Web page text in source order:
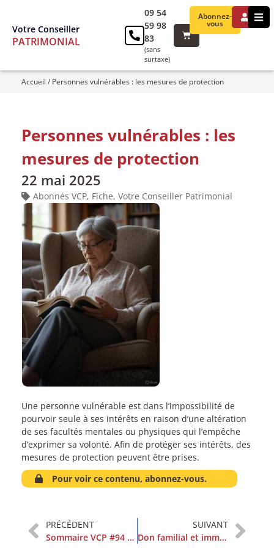
Votre Conseiller
PATRIMONIAL
Abonnez-
vous
09 54
59 98
83
(sans
surtaxe)
Accueil / Personnes vulnérables : les mesures de protection
Personnes vulnérables : les
mesures de protection
22 mai 2025
Abonnés VCP, Fiche, Votre Conseiller Patrimonial
Une personne vulnérable est dans l’impossibilité de
pourvoir seule à ses intérêts en raison d’une altération
de ses facultés mentales ou physiques qui l’empêche
d’exprimer sa volonté. Afin de protéger ses intérêts, des
mesures de protection peuvent être prises.
Pour voir ce contenu, abonnez-vous.
PRÉCÉDENT
Sommaire VCP #94 mars 2025
SUIVANT
Don familial et immobilier, un nouveau dispositif